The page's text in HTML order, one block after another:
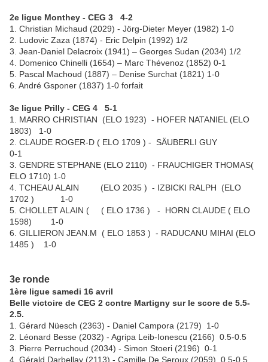
2e ligue Monthey - CEG 3 4-2
1. Christian Michaud (2029) - Jörg-Dieter Meyer (1982) 1-0
2. Ludovic Zaza (1874) - Eric Delpin (1992) 1/2
3. Jean-Daniel Delacroix (1941) – Georges Sudan (2034) 1/2
4. Domenico Chinelli (1654) – Marc Thévenoz (1852) 0-1
5. Pascal Machoud (1887) – Denise Surchat (1821) 1-0
6. André Gsponer (1837) 1-0 forfait
3e ligue Prilly - CEG 4 5-1
1. MARRO CHRISTIAN (ELO 1923) - HOFER NATANIEL (ELO
1803) 1-0
2. CLAUDE ROGER-D ( ELO 1709 ) - SÄUBERLI GUY
0-1
3. GENDRE STEPHANE (ELO 2110) - FRAUCHIGER THOMAS(
ELO 1710) 1-0
4. TCHEAU ALAIN (ELO 2035 ) - IZBICKI RALPH (ELO
1702 ) 1-0
5. CHOLLET ALAIN ( ( ELO 1736 ) - HORN CLAUDE ( ELO
1598) 1-0
6. GILLIERON JEAN.M ( ELO 1853 ) - RADUCANU MIHAI (ELO
1485 ) 1-0
3e ronde
1ère ligue samedi 16 avril
Belle victoire de CEG 2 contre Martigny sur le score de 5.5-
2.5.
1. Gérard Nüesch (2363) - Daniel Campora (2179) 1-0
2. Léonard Besse (2032) - Agripa Leib-Ionescu (2166) 0.5-0.5
3. Pierre Perruchoud (2034) - Simon Stoeri (2196) 0-1
4. Gérald Darbellay (2113) - Camille De Seroux (2059) 0.5-0.5